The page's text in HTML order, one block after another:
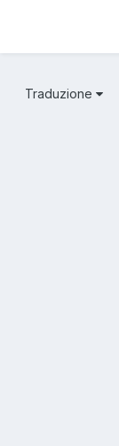
Traduzione